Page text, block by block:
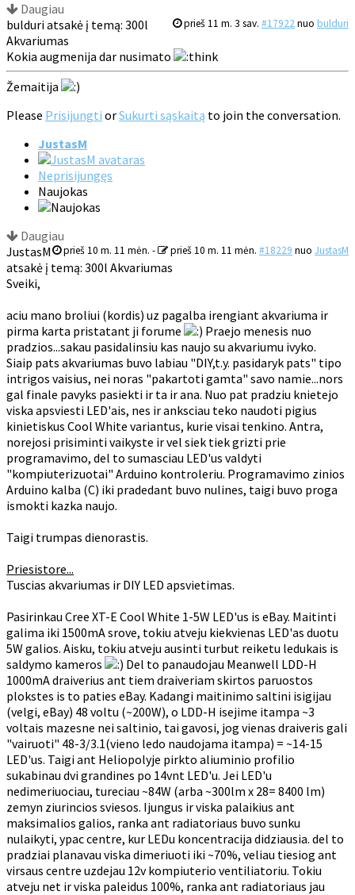
Daugiau
prieš 11 m. 3 sav. #17922nuo bulduri
bulduri atsakė į temą: 300l
Akvariumas
Kokia augmenija dar nusimato
Žemaitija
Please Prisijungti orSukurti sąskaitą to join the conversation.
JustasM
Neprisijungęs
Naujokas
Daugiau
prieš 10 m. 11 mėn. - prieš 10 m. 11 mėn. #18229 nuo JustasM
JustasM
atsakė į temą: 300l Akvariumas
Sveiki,
aciu mano broliui (kordis) uz pagalba irengiant akvariuma ir
pirma karta pristatant ji forume
Praejo menesis nuo
pradzios...sakau pasidalinsiu kas naujo su akvariumu ivyko.
Siaip pats akvariumas buvo labiau "DIY,t.y. pasidaryk pats" tipo
intrigos vaisius, nei noras "pakartoti gamta" savo namie...nors
gal finale pavyks pasiekti ir ta ir ana. Nuo pat pradziu knietejo
viska apsviesti LED'ais, nes ir anksciau teko naudoti pigius
kinietiskus Cool White variantus, kurie visai tenkino. Antra,
norejosi prisiminti vaikyste ir vel siek tiek grizti prie
programavimo, del to sumasciau LED'us valdyti
"kompiuterizuotai" Arduino kontroleriu. Programavimo zinios
Arduino kalba (C) iki pradedant buvo nulines, taigi buvo proga
ismokti kazka naujo.
Taigi trumpas dienorastis.
Priesistore...
Tuscias akvariumas ir DIY LED apsvietimas.
Pasirinkau Cree XT-E Cool White 1-5W LED'us is eBay. Maitinti
galima iki 1500mA srove, tokiu atveju kiekvienas LED'as duotu
5W galios. Aisku, tokiu atveju ausinti turbut reiketu ledukais is
saldymo kameros
Del to panaudojau Meanwell LDD-H
1000mA draiverius ant tiem draiveriam skirtos paruostos
plokstes is to paties eBay. Kadangi maitinimo saltini isigijau
(velgi, eBay) 48 voltu (~200W), o LDD-H isejime itampa ~3
voltais mazesne nei saltinio, tai gavosi, jog vienas draiveris gali
"vairuoti" 48-3/3.1(vieno ledo naudojama itampa) = ~14-15
LED'us. Taigi ant Heliopolyje pirkto aliuminio profilio
sukabinau dvi grandines po 14vnt LED'u. Jei LED'u
nedimeriuociau, tureciau ~84W (arba ~300lm x 28= 8400 lm)
zemyn ziurincios sviesos. Ijungus ir viska palaikius ant
maksimalios galios, ranka ant radiatoriaus buvo sunku
nulaikyti, ypac centre, kur LEDu koncentracija didziausia. del to
pradziai planavau viska dimeriuoti iki ~70%, veliau tiesiog ant
virsaus centre uzdejau 12v kompiuterio ventiliatoriu. Tokiu
atveju net ir viska paleidus 100%, ranka ant radiatoriaus jau